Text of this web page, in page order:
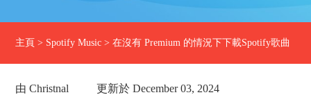
主頁 > Spotify Music >在沒有 Premium 的情況下下載Spotify歌曲
由 Christnal 更新於 December 03, 2024